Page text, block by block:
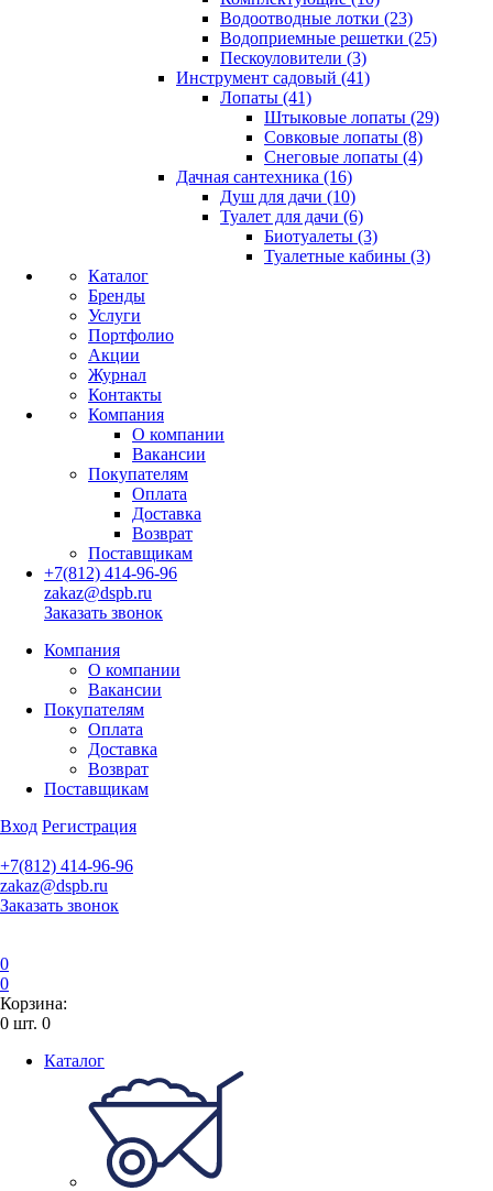
Водоотводные лотки (23)
Водоприемные решетки (25)
Пескоуловители (3)
Инструмент садовый (41)
Лопаты (41)
Штыковые лопаты (29)
Совковые лопаты (8)
Снеговые лопаты (4)
Дачная сантехника (16)
Душ для дачи (10)
Туалет для дачи (6)
Биотуалеты (3)
Туалетные кабины (3)
Каталог
Бренды
Услуги
Портфолио
Акции
Журнал
Контакты
Компания
О компании
Вакансии
Покупателям
Оплата
Доставка
Возврат
Поставщикам
+7(812) 414-96-96
zakaz@dspb.ru
Заказать звонок
Компания
О компании
Вакансии
Покупателям
Оплата
Доставка
Возврат
Поставщикам
Вход Регистрация
+7(812) 414-96-96
zakaz@dspb.ru
Заказать звонок
0
0
Корзина:
0 шт. 0
Каталог